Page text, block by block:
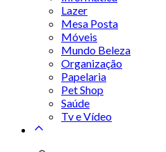
Lazer
Mesa Posta
Móveis
Mundo Beleza
Organização
Papelaria
Pet Shop
Saúde
Tv e Vídeo